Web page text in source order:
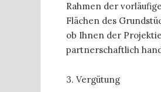
Rahmen der
Flächen des
ob Ihnen der
partnerschaftlich
3. Vergütung